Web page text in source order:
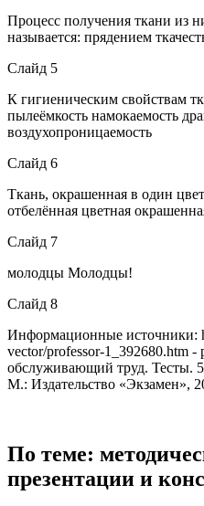
Процесс получения ткани из
называется: прядением
Слайд 5
К гигиеническим свойствам
пылеёмкость намокаемость
воздухопроницаемость
Слайд 6
Ткань, окрашенная в один
отбелённая цветная
Слайд 7
молодцы Молодцы!
Слайд 8
Информационные источники:
vector/professor-1_392680.htm -
обслуживающий труд. Тесты.
М.: Издательство «Экзамен»,
По теме:
презентации и